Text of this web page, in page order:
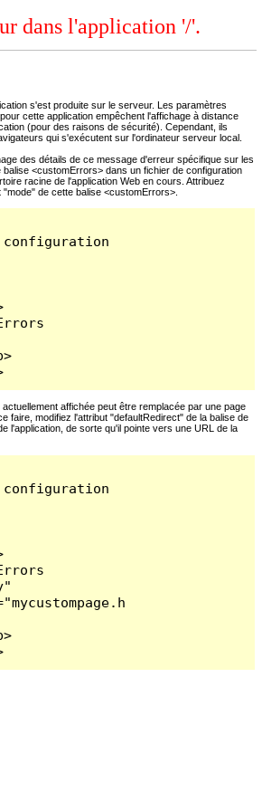
dans l'application '/'.
s'est produite sur le serveur. Les paramètres
cette application empêchent l'affichage à distance
(pour des raisons de sécurité). Cependant, ils
qui s'exécutent sur l'ordinateur serveur local.
des détails de ce message d'erreur spécifique sur les
<customErrors> dans un fichier de configuration
racine de l'application Web en cours. Attribuez
de cette balise <customErrors>.
affichée peut être remplacée par une page
faire, modifiez l'attribut "defaultRedirect" de la balise de
l'application, de sorte qu'il pointe vers une URL de la